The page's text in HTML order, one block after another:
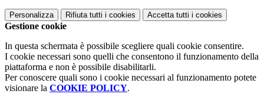
Personalizza Rifiuta tutti i cookies Accetta tutti i cookies
Gestione cookie
In questa schermata è possibile scegliere quali cookie consentire.
I cookie necessari sono quelli che consentono il funzionamento della
piattaforma e non è possibile disabilitarli.
Per conoscere quali sono i cookie necessari al funzionamento potete
visionare la COOKIE POLICY.